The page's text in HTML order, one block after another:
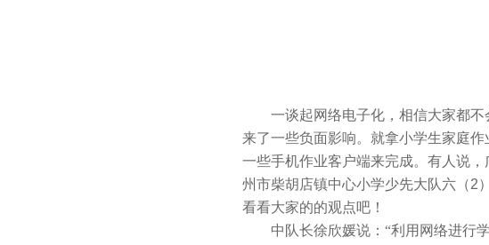
一谈起网络电子化，相信大家都
来了一些负面影响。就拿小学生家庭
一些手机作业客户端来完成。有人说，
州市柴胡店镇中心小学少先大队六（2
看看大家的的观点吧！
中队长徐欣媛说：“利用网络进行